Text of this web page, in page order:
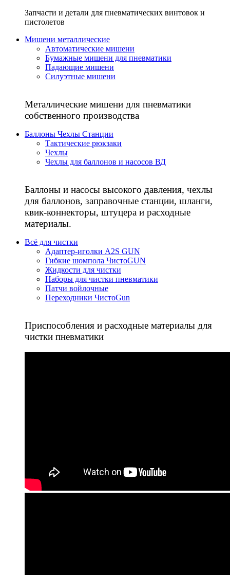
Запчасти и детали для пневматических винтовок и
пистолетов
Мишени металлические
Автоматические мишени
Бумажные мишени для пневматики
Падающие мишени
Силуэтные мишени
Металлические мишени для пневматики
собственного производства
Баллоны Чехлы Станции
Тактические рюкзаки
Чехлы
Чехлы для баллонов и насосов ВД
Баллоны и насосы высокого давления, чехлы
для баллонов, заправочные станции, шланги,
квик-коннекторы, штуцера и расходные
материалы.
Всё для чистки
Адаптер-иголки A2S GUN
Гибкие шомпола ЧистоGUN
Жидкости для чистки
Наборы для чистки пневматики
Патчи войлочные
Переходники ЧистоGun
Приспособления и расходные материалы для
чистки пневматики